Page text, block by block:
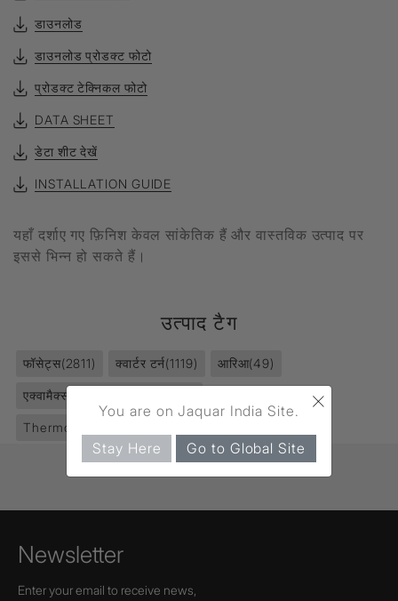
डाउनलोड
डाउनलोड प्रोडक्ट फोटो
प्रोडक्ट टेक्निकल फोटो
DATA SHEET
डेटा शीट देखें
INSTALLATION GUIDE
यहाँ दर्शाए गए फ़िनिश केवल सांकेतिक हैं और वास्तविक उत्पाद पर
इससे भिन्न हो सकते हैं।
उत्पाद टैग
फॉसेट्स(2811) क्वार्टर टर्न(1119) आरिआ(49)
एक्वामैक्स थर्मोस्टैटिक मिक्सर्स
Thermostatic Shower Mixer
Newsletter
Enter your email to receive news,
×
You are on Jaquar India Site.
Stay Here Go to Global Site